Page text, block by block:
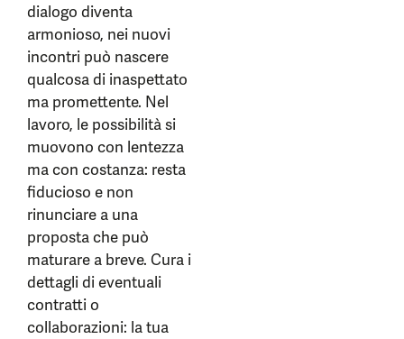
dialogo diventa
armonioso, nei nuovi
incontri può nascere
qualcosa di inaspettato
ma promettente. Nel
lavoro, le possibilità si
muovono con lentezza
ma con costanza: resta
fiducioso e non
rinunciare a una
proposta che può
maturare a breve. Cura i
dettagli di eventuali
contratti o
collaborazioni: la tua